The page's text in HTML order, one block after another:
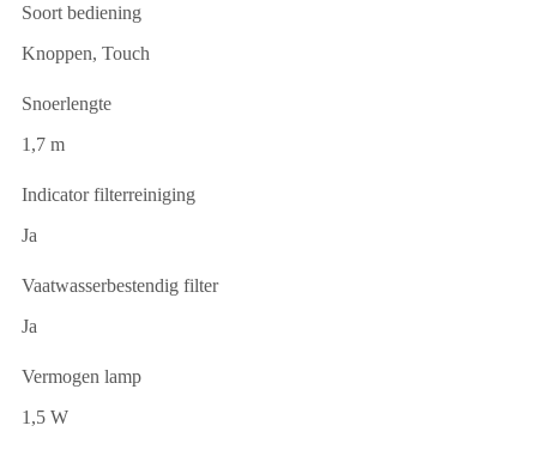
Soort bediening
Knoppen, Touch
Snoerlengte
1,7 m
Indicator filterreiniging
Ja
Vaatwasserbestendig filter
Ja
Vermogen lamp
1,5 W